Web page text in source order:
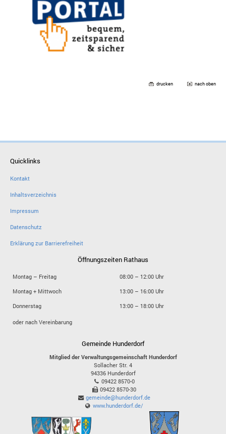
drucken nach oben
Quicklinks
Kontakt
Inhaltsverzeichnis
Impressum
Datenschutz
Erklärung zur Barrierefreiheit
Öffnungszeiten Rathaus
Montag – Freitag
08:00 – 12:00 Uhr
Montag + Mittwoch
13:00 – 16:00 Uhr
Donnerstag
13:00 – 18:00 Uhr
oder nach Vereinbarung
Gemeinde Hunderdorf
Mitglied der Verwaltungsgemeinschaft Hunderdorf
Sollacher Str. 4
94336 Hunderdorf
09422 8570-0
09422 8570-30
gemeinde@hunderdorf.de
www.hunderdorf.de/